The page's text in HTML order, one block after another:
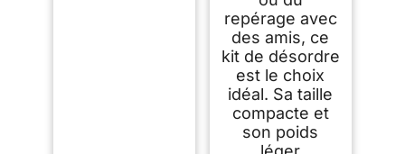
repérage avec
des amis, ce
kit de désordre
est le choix
idéal. Sa taille
compacte et
son poids